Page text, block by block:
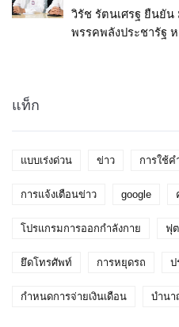
กับครูฝึกที่มีความรู้เกี่
บาดเจ็บ. นอกจากนี้
อาหารที่ถูกต้องเพื่อ
วิรัช รัตนเศรฐ ยืนยั
พรรคพลังประชารัฐ
แท็ก
แบบเร่งด่วน ข่าว การใช้ค
การแจ้งเตือนข่าว google
โปรแกรมการออกกำลังกาย ฟุ
ยึดโทรศัพท์ การหยุดรถ ป
กำหนดการจ่ายเงินเดือน บำน